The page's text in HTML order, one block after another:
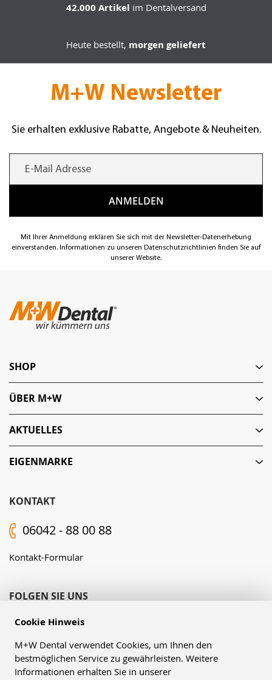
Cookie Hinweis
M+W Dental verwendet Cookies, um Ihnen den
bestmöglichen Service zu gewährleisten. Weitere
Informationen erhalten Sie in unserer
42.000 Artikel im Dentalversand
Heute bestellt, morgen geliefert
M+W Newsletter
Sie erhalten exklusive Rabatte, Angebote & Neuheiten.
Mit Ihrer Anmeldung erklären Sie sich mit der Newsletter-Datenerhebung
einverstanden. Informationen zu unseren Datenschutzrichtlinien finden Sie auf
unserer Website.
KONTAKT
06042 - 88 00 88
Kontakt-Formular
FOLGEN SIE UNS
SHOP
ÜBER M+W
AKTUELLES
EIGENMARKE